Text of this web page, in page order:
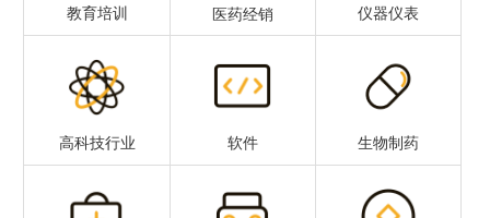
教育培训 医药经销 仪器仪表
高科技行业 软件 生物制药